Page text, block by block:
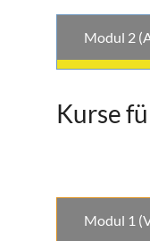
Modul 2
Kurse
Modul 1